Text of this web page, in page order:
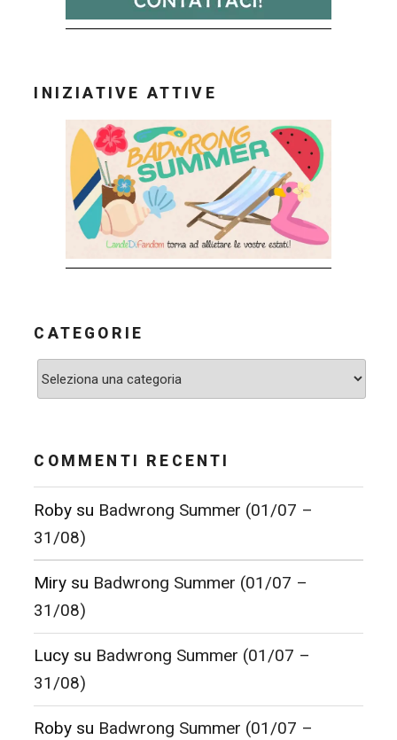
INIZIATIVE ATTIVE
CATEGORIE
Categorie
COMMENTI RECENTI
Roby su Badwrong Summer (01/07 –
31/08)
Miry su Badwrong Summer (01/07 –
31/08)
Lucy su Badwrong Summer (01/07 –
31/08)
Roby su Badwrong Summer (01/07 –